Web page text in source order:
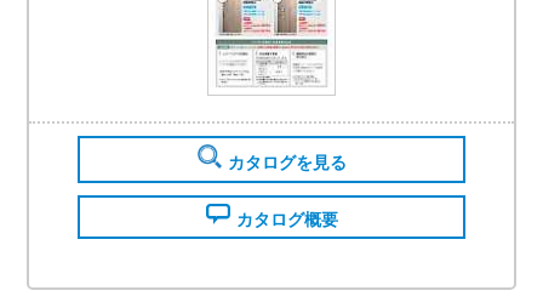
カタログを見る
カタログ概要